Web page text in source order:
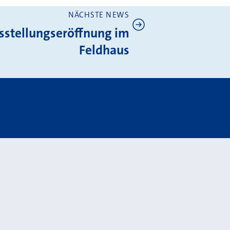
NÄCHSTE NEWS
im
Feldhaus